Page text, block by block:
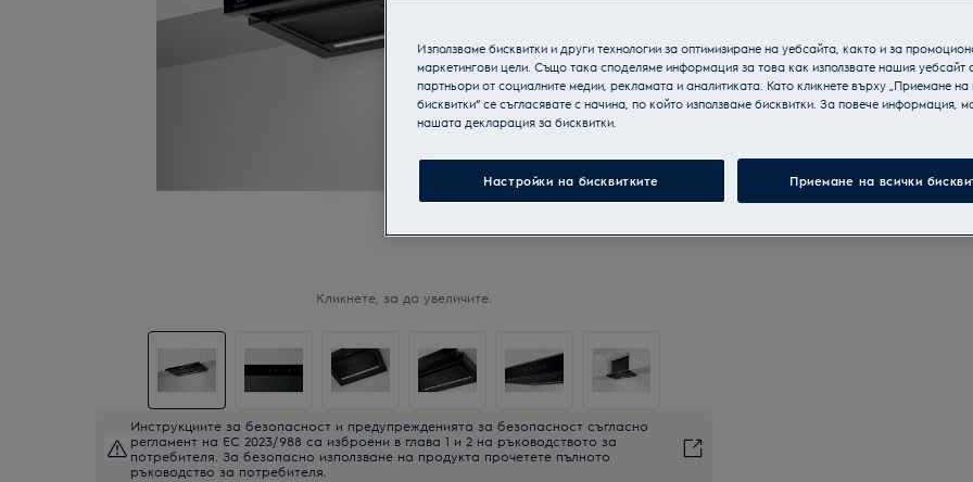
Кликнете, за да увеличите.
Инструкциите за безопасност и предупрежденията за безопасност съгласно
регламент на ЕС 2023/988 са изброени в глава 1 и 2 на ръководството за
потребителя. За безопасно използване на продукта прочетете пълното
ръководство за потребителя.
Използваме бисквитки и други технологии за оптимизиране на уебсайта, както и за
маркетингови цели. Също така споделяме информация за това как използвате нашия уебсайт
партньори от социалните медии, рекламата и аналитиката. Като кликнете върху „Приемане на
бисквитки“ се съгласявате с начина, по който използваме бисквитки. За повече информация,
нашата декларация за бисквитки.
Настройки на бисквитките Приемане на всички